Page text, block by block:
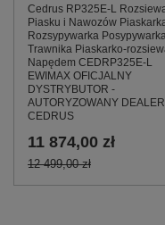
Cedrus RP325E-L
Piasku i Nawozów
Rozsypywarka
Trawnika Piaskarko-
Napędem CEDRP325E-L
EWIMAX OFICJALNY
DYSTRYBUTOR -
AUTORYZOWANY DEALER
CEDRUS
11 874,00 zł
12 499,00 zł